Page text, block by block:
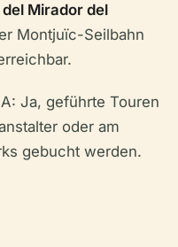
Mirador del
Montjuïc-Seilbahn
A: Ja, geführte Touren
oder am
gebucht werden.